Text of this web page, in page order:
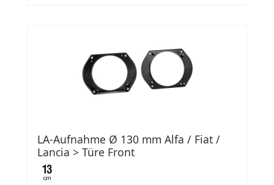
LA-Aufnahme Ø 130 mm Alfa / Fiat /
Lancia > Türe Front